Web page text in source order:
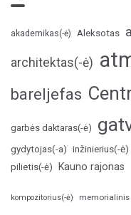
akademikas(-ė) Aleksotas
architektas(-ė)
bareljefas
garbės daktaras(-ė)
gydytojas(-a) inžinierius(-ė)
pilietis(-ė)
Kauno rajonas
kompozitorius(-ė)